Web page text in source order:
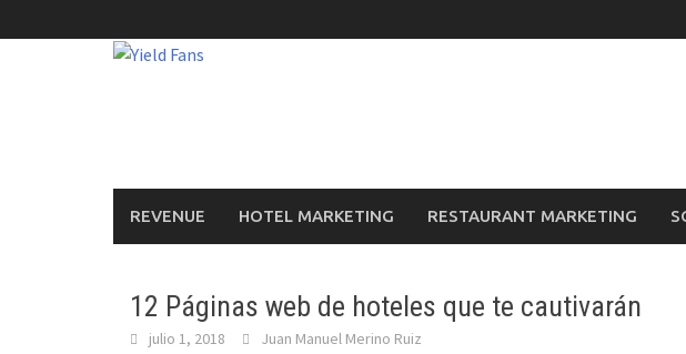
al
REVENUE HOTEL MARKETING RESTAURANT MARKETING
12 Páginas web de hoteles que te cautivarán
julio 1, 2018 Juan Manuel Merino Ruiz